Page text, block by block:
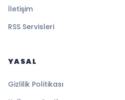
İletişim
RSS Servisleri
YASAL
Gizlilik Politikası